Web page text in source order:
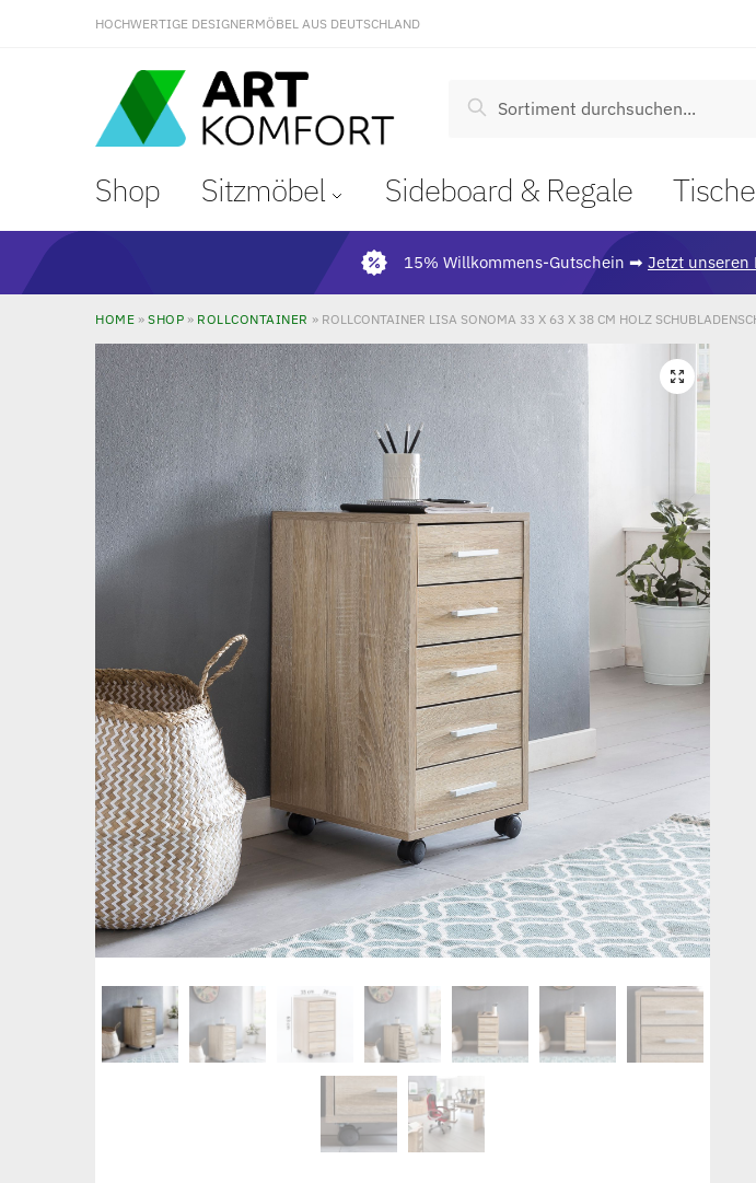
HOCHWERTIGE DESIGNERMÖBEL AUS DEUTSCHLAND
Suche
Shop Sitzmöbel Sideboard & Regale Tische
15% Willkommens-Gutschein ➡ Jetzt unseren
HOME »SHOP » ROLLCONTAINER » ROLLCONTAINER LISA SONOMA 33 X 63 X 38 CM HOLZ
🔍